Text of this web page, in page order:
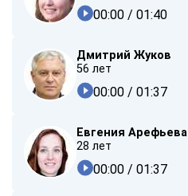
00:00 / 01:40
Дмитрий Жуков
56 лет
00:00 / 01:37
Евгения Арефьева
28 лет
00:00 / 01:37